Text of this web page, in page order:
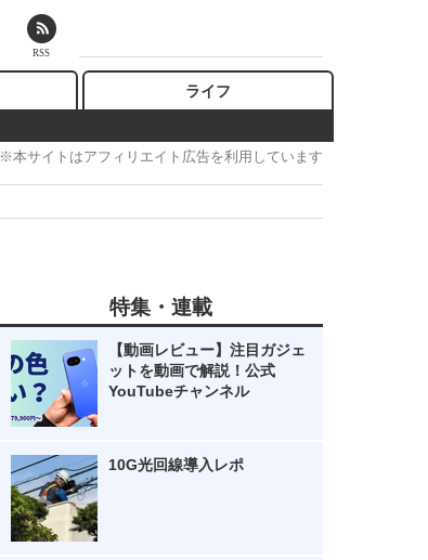
ライフ
※本サイトはアフィリエイト広告を利用しています
特集・連載
【動画レビュー】注目ガジェ
ットを動画で解説！公式
YouTubeチャンネル
10G光回線導入レポ
RSS